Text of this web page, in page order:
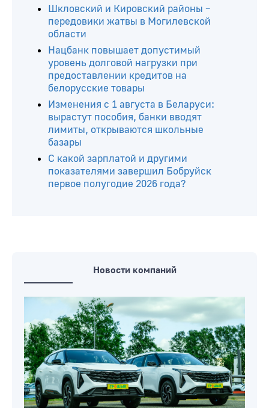
Шкловский и Кировский районы –
передовики жатвы в Могилевской
области
Нацбанк повышает допустимый
уровень долговой нагрузки при
предоставлении кредитов на
белорусские товары
Изменения с 1 августа в Беларуси:
вырастут пособия, банки вводят
лимиты, открываются школьные
базары
С какой зарплатой и другими
показателями завершил Бобруйск
первое полугодие 2026 года?
Новости компаний